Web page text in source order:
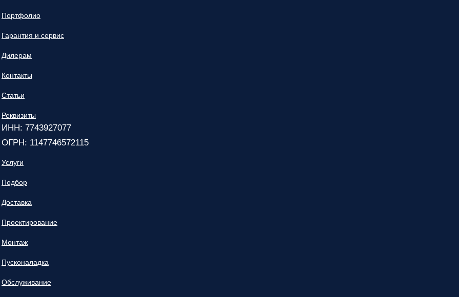
Портфолио
Гарантия и сервис
Дилерам
Контакты
Статьи
Реквизиты
ИНН: 7743927077
ОГРН: 1147746572115
Услуги
Подбор
Доставка
Проектирование
Монтаж
Пусконаладка
Обслуживание